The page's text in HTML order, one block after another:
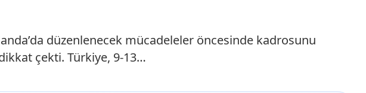
düzenlenecek mücadeleler öncesinde kadrosunu
çekti. Türkiye, 9-13…